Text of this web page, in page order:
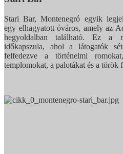
Stari Bar, Montenegró egyik
egy elhagyatott óváros, amely az
hegyoldalban található. Ez a
időkapszula, ahol a látogatók
felfedezve a történelmi
templomokat, a palotákat és a török